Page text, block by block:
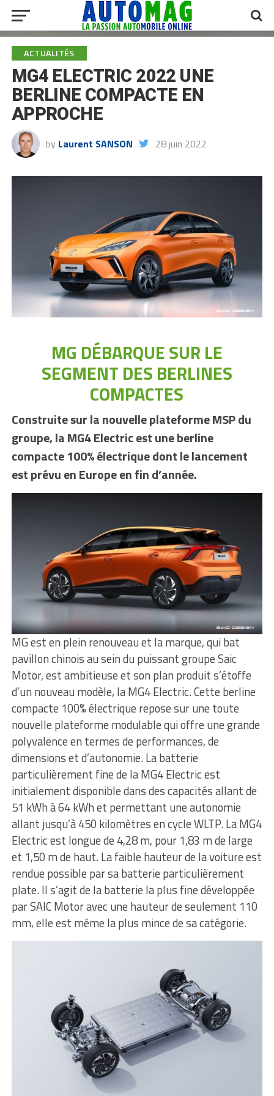
ACTUALITÉS
MG4 ELECTRIC 2022 UNE
BERLINE COMPACTE EN
APPROCHE
by Laurent SANSON 28 juin 2022
MG DÉBARQUE SUR LE
SEGMENT DES BERLINES
COMPACTES
Construite sur la nouvelle plateforme MSP du
groupe, la MG4 Electric est une berline
compacte 100% électrique dont le lancement
est prévu en Europe en fin d’année.
MG est en plein renouveau et la marque, qui bat
pavillon chinois au sein du puissant groupe Saic
Motor, est ambitieuse et son plan produit s’étoffe
d’un nouveau modèle, la MG4 Electric. Cette berline
compacte 100% électrique repose sur une toute
nouvelle plateforme modulable qui offre une grande
polyvalence en termes de performances, de
dimensions et d’autonomie. La batterie
particulièrement fine de la MG4 Electric est
initialement disponible dans des capacités allant de
51 kWh à 64 kWh et permettant une autonomie
allant jusqu’à 450 kilomètres en cycle WLTP. La MG4
Electric est longue de 4,28 m, pour 1,83 m de large
et 1,50 m de haut. La faible hauteur de la voiture est
rendue possible par sa batterie particulièrement
plate. Il s’agit de la batterie la plus fine développée
par SAIC Motor avec une hauteur de seulement 110
mm, elle est même la plus mince de sa catégorie.